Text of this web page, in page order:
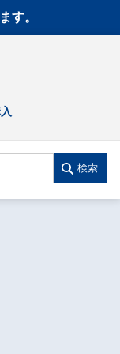
す。
検索